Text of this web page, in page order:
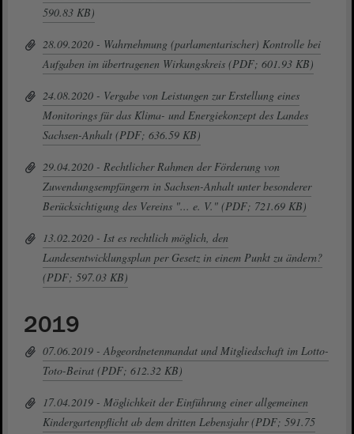
590.83 KB)
28.09.2020 - Wahrnehmung (parlamentarischer) Kontrolle bei
Aufgaben im übertragenen Wirkungskreis (PDF; 601.93 KB)
24.08.2020 - Vergabe von Leistungen zur Erstellung eines
Monitorings für das Klima- und Energiekonzept des Landes
Sachsen-Anhalt (PDF; 636.59 KB)
29.04.2020 - Rechtlicher Rahmen der Förderung von
Zuwendungsempfängern in Sachsen-Anhalt unter besonderer
Berücksichtigung des Vereins "... e. V." (PDF; 721.69 KB)
13.02.2020 - Ist es rechtlich möglich, den
Landesentwicklungsplan per Gesetz in einem Punkt zu ändern?
(PDF; 597.03 KB)
2019
07.06.2019 - Abgeordnetenmandat und Mitgliedschaft im Lotto-
Toto-Beirat (PDF; 612.32 KB)
17.04.2019 - Möglichkeit der Einführung einer allgemeinen
Kindergartenpflicht ab dem dritten Lebensjahr (PDF; 591.75